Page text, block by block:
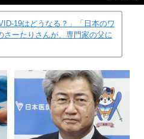
19はどうなる？」「日本のワ
さーたりさんが、専門家の父に